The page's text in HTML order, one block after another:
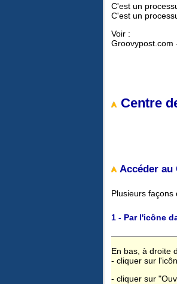
C'est un
C'est un
Voir :
Groovypost.com
Centre
Accéder au
Plusieurs
1 - Par l'icône
En bas, à droite
- cliquer sur
- cliquer sur